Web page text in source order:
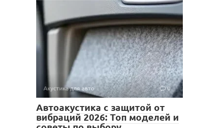
Акустика для авто 0
Автоакустика с защитой от
вибраций 2026: Топ моделей и